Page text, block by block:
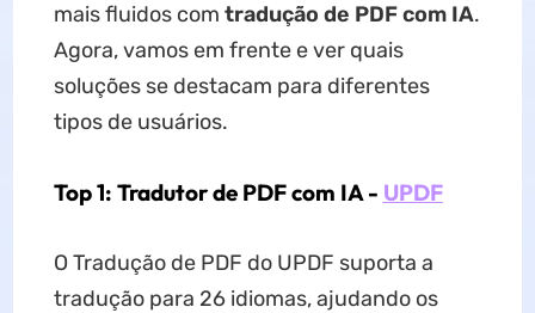
mais fluidos com tradução de PDF com IA.
Agora, vamos em frente e ver quais
soluções se destacam para diferentes
tipos de usuários.
Top 1: Tradutor de PDF com IA - UPDF
O Tradução de PDF do UPDF suporta a
tradução para 26 idiomas, ajudando os